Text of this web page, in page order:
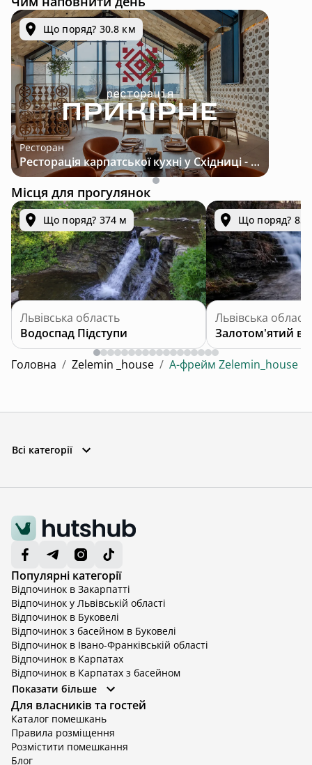
Що поряд? 30.8 км
Ресторан
Ресторація карпатської кухні у Східниці - місце з характером і традиціями
Місця для прогулянок
Що поряд? 374 м
Львівська область
Водоспад Підступи
Що поряд?
Львівська
Залотом'ятий
Головна / Zelemin _house / А-фрейм Zelemin_house
Всі категорії
Популярні категорії
Відпочинок в Закарпатті
Відпочинок у Львівській області
Відпочинок в Буковелі
Відпочинок з басейном в Буковелі
Відпочинок в Івано-Франківській області
Відпочинок в Карпатах
Відпочинок в Карпатах з басейном
Відпочинок в Київській області
Відпочинок в Київській області з басейном
Відпочинок в Тернопільській області
Відпочинок у Вінницькій області
Відпочинок в Яремче
Відпочинок у Львівській області з басейном
Показати більше
Для власників та гостей
Каталог помешкань
Правила розміщення
Розмістити помешкання
Блог